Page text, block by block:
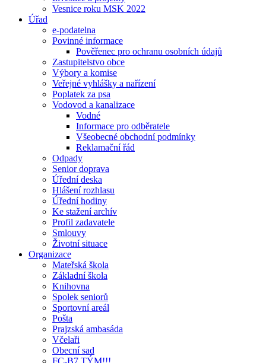
Vesnice roku MSK 2022
Úřad
e-podatelna
Povinné informace
Pověřenec pro ochranu osobních údajů
Zastupitelstvo obce
Výbory a komise
Veřejné vyhlášky a nařízení
Poplatek za psa
Vodovod a kanalizace
Vodné
Informace pro odběratele
Všeobecné obchodní podmínky
Reklamační řád
Odpady
Senior doprava
Úřední deska
Hlášení rozhlasu
Úřední hodiny
Ke stažení archív
Profil zadavatele
Smlouvy
Životní situace
Organizace
Mateřská škola
Základní škola
Knihovna
Spolek seniorů
Sportovní areál
Pošta
Prajzská ambasáda
Včelaři
Obecní sad
FC-B7 TÝM!!!